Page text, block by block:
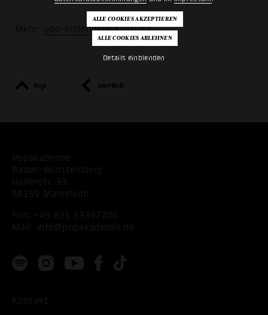
Details einblenden
Mehr: udo-lindenberg-stiftung
top zurück
Popakademie
Baden-Württemberg
Hafenstr. 33
68159 Mannheim
Fon:
+49 621 53397200
Mail:
info@popakademie.de
Kontakt